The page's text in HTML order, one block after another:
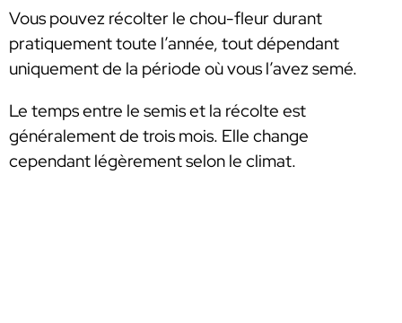
Vous pouvez récolter le chou-fleur durant
pratiquement toute l’année, tout dépendant
uniquement de la période où vous l’avez semé.
Le temps entre le semis et la récolte est
généralement de trois mois. Elle change
cependant légèrement selon le climat.